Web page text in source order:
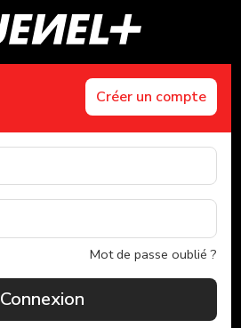
Créer un compte
Mot de passe oublié ?
Connexion